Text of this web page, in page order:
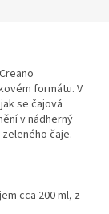
formátu. V
se čajová
v nádherný
čaje.
cca 200 ml, z